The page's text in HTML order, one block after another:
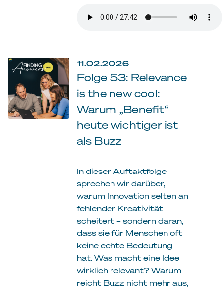
11.02.2026
Folge 53: Relevance
is the new cool:
Warum „Benefit“
heute wichtiger ist
als Buzz
In dieser Auftaktfolge
sprechen wir darüber,
warum Innovation selten an
fehlender Kreativität
scheitert – sondern daran,
dass sie für Menschen oft
keine echte Bedeutung
hat. Was macht eine Idee
wirklich relevant? Warum
reicht Buzz nicht mehr aus,